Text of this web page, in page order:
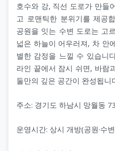
호수와 강, 직선 도로가 만들
고 로맨틱한 분위기를 제공
공원을 잇는 수변 도로는 고
넓은 하늘이 어우러져, 차 안
별한 감정을 느낄 수 있습니
라인 끝에서 잠시 쉬면, 바람
둘만의 깊은 공간이 완성됩니
주소: 경기도 하남시 망월동
운영시간: 상시 개방(공원·수